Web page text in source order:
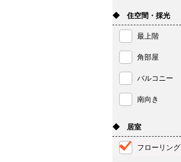
◆ 住空間・採光
最上階
角部屋
バルコニー
南向き
◆ 居室
フローリング